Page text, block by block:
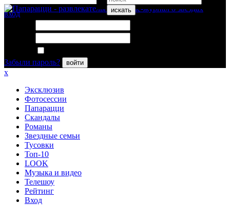
искать
вход
Забыли пароль?
войти
x
Эксклюзив
Фотосессии
Папарацци
Скандалы
Романы
Звездные семьи
Тусовки
Топ-10
LOOK
Музыка и видео
Телешоу
Рейтинг
Вход